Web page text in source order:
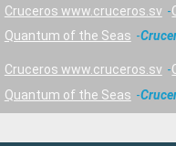
Cruceros www.cruceros.sv
Quantum of the Seas
Cruceros www.cruceros.sv
Quantum of the Seas